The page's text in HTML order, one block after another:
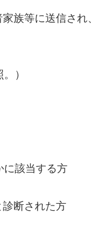
族等に送信さ
）
該当する方
断された方